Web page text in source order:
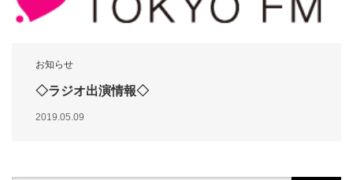
お知らせ
◇ラジオ出演情報◇
2019.05.09